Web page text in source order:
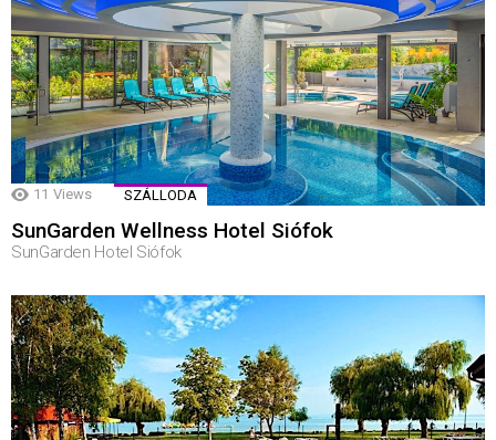
11 Views SZÁLLODA
SunGarden Wellness Hotel Siófok
SunGarden Hotel Siófok